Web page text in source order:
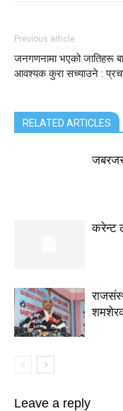
Previous article
जनगणनामा भएको जातिहरू
आवश्यक कुरा सच्याउने :
RELATED ARTICLES
करेन्ट
Leave a reply